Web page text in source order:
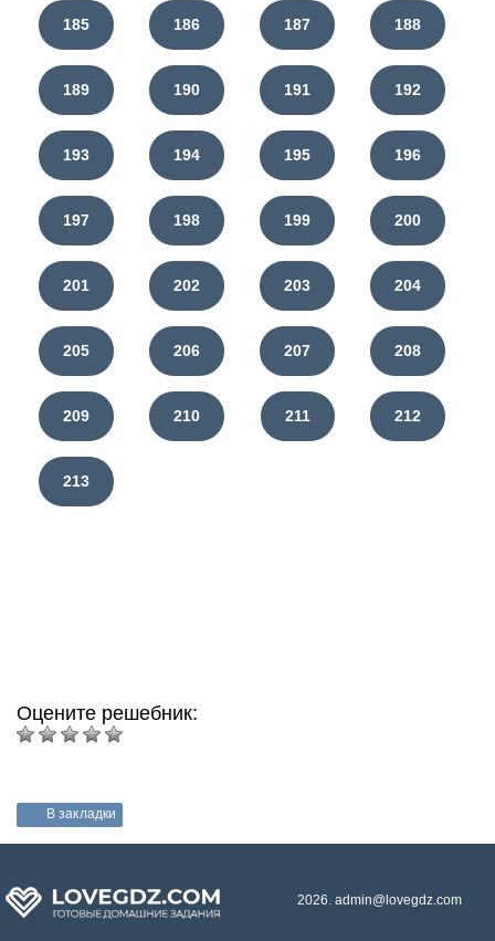
185 186 187 188
189 190 191 192
193 194 195 196
197 198 199 200
201 202 203 204
205 206 207 208
209 210 211 212
213
Оцените решебник:
В закладки
2026. admin@lovegdz.com